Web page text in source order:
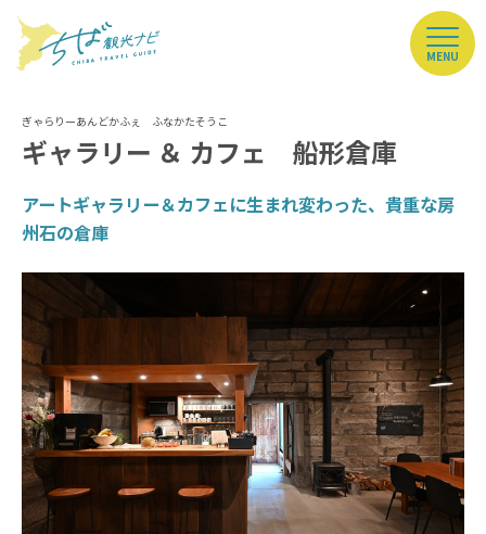
MENU
ギャラリー ＆ カフェ 船形倉庫
アートギャラリー＆カフェに生まれ変わった、貴重な房
州石の倉庫